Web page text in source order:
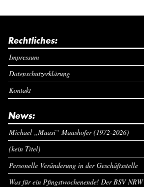
Rechtliches:
Impressum
Datenschutzerklärung
Kontakt
News:
Michael „Maasi“ Maashofer (1972-2026)
(kein Titel)
Personelle Veränderung in der Geschäftsstelle